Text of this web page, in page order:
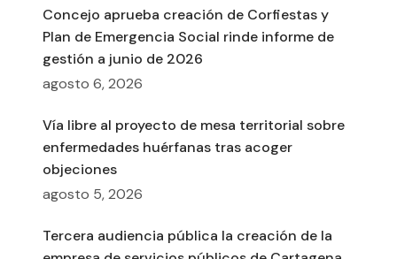
Concejo aprueba creación de Corfiestas y
Plan de Emergencia Social rinde informe de
gestión a junio de 2026
agosto 6, 2026
Vía libre al proyecto de mesa territorial sobre
enfermedades huérfanas tras acoger
objeciones
agosto 5, 2026
Tercera audiencia pública la creación de la